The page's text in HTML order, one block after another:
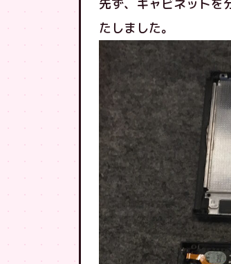
先ず、キャビネットを
たしました。